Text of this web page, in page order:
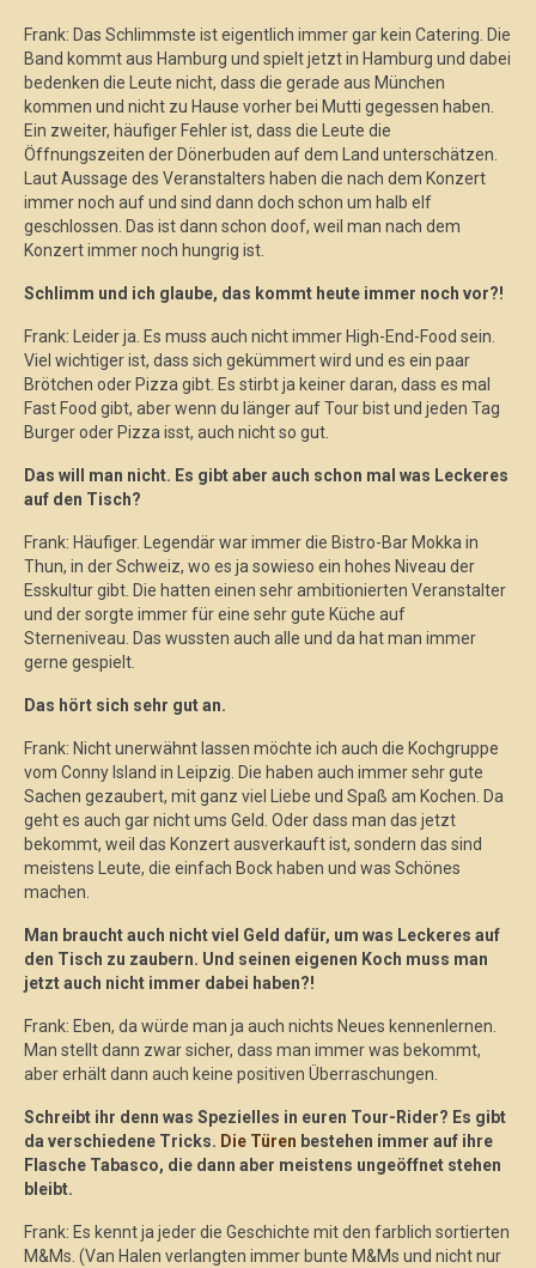
Frank: Das Schlimmste ist eigentlich immer gar kein Catering. Die
Band kommt aus Hamburg und spielt jetzt in Hamburg und dabei
bedenken die Leute nicht, dass die gerade aus München
kommen und nicht zu Hause vorher bei Mutti gegessen haben.
Ein zweiter, häufiger Fehler ist, dass die Leute die
Öffnungszeiten der Dönerbuden auf dem Land unterschätzen.
Laut Aussage des Veranstalters haben die nach dem Konzert
immer noch auf und sind dann doch schon um halb elf
geschlossen. Das ist dann schon doof, weil man nach dem
Konzert immer noch hungrig ist.
Schlimm und ich glaube, das kommt heute immer noch vor?!
Frank: Leider ja. Es muss auch nicht immer High-End-Food sein.
Viel wichtiger ist, dass sich gekümmert wird und es ein paar
Brötchen oder Pizza gibt. Es stirbt ja keiner daran, dass es mal
Fast Food gibt, aber wenn du länger auf Tour bist und jeden Tag
Burger oder Pizza isst, auch nicht so gut.
Das will man nicht. Es gibt aber auch schon mal was Leckeres
auf den Tisch?
Frank: Häufiger. Legendär war immer die Bistro-Bar Mokka in
Thun, in der Schweiz, wo es ja sowieso ein hohes Niveau der
Esskultur gibt. Die hatten einen sehr ambitionierten Veranstalter
und der sorgte immer für eine sehr gute Küche auf
Sterneniveau. Das wussten auch alle und da hat man immer
gerne gespielt.
Das hört sich sehr gut an.
Frank: Nicht unerwähnt lassen möchte ich auch die Kochgruppe
vom Conny Island in Leipzig. Die haben auch immer sehr gute
Sachen gezaubert, mit ganz viel Liebe und Spaß am Kochen. Da
geht es auch gar nicht ums Geld. Oder dass man das jetzt
bekommt, weil das Konzert ausverkauft ist, sondern das sind
meistens Leute, die einfach Bock haben und was Schönes
machen.
Man braucht auch nicht viel Geld dafür, um was Leckeres auf
den Tisch zu zaubern. Und seinen eigenen Koch muss man
jetzt auch nicht immer dabei haben?!
Frank: Eben, da würde man ja auch nichts Neues kennenlernen.
Man stellt dann zwar sicher, dass man immer was bekommt,
aber erhält dann auch keine positiven Überraschungen.
Schreibt ihr denn was Spezielles in euren Tour-Rider? Es gibt
da verschiedene Tricks. Die Türen bestehen immer auf ihre
Flasche Tabasco, die dann aber meistens ungeöffnet stehen
bleibt.
Frank: Es kennt ja jeder die Geschichte mit den farblich sortierten
M&Ms. (Van Halen verlangten immer bunte M&Ms und nicht nur